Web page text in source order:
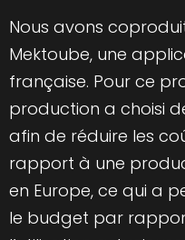
Nous avons
Mektoube, une
française. Pour ce
production a choisi
afin de réduire les
rapport à une
en Europe, ce qui a
le budget par